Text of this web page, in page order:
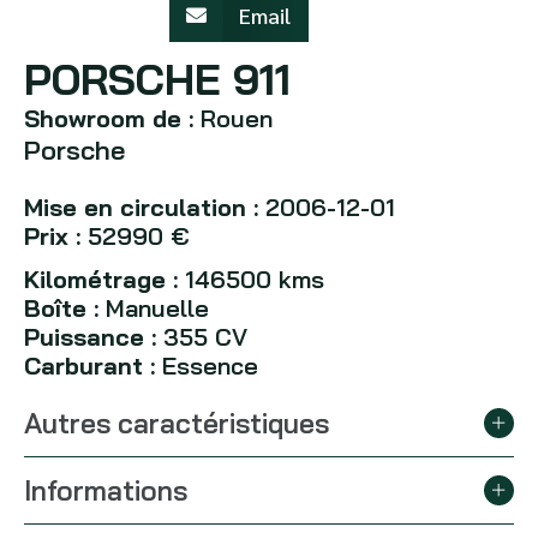
Email
PORSCHE 911
Showroom de : Rouen
Porsche
Mise en circulation : 2006-12-01
Prix : 52990 €
Kilométrage : 146500 kms
Boîte : Manuelle
Puissance : 355 CV
Carburant : Essence
Autres caractéristiques
Informations